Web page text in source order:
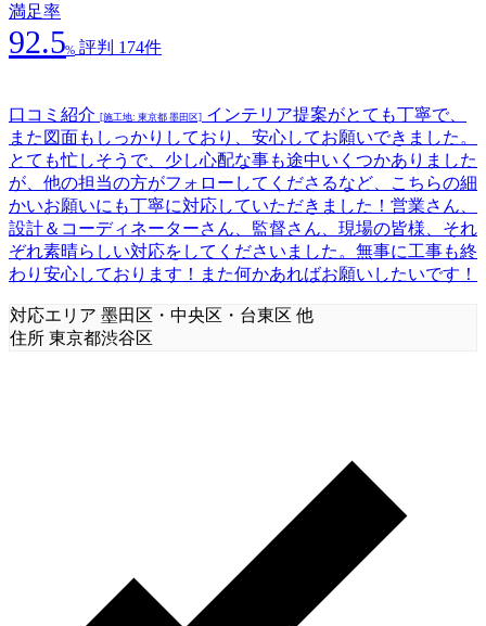
満足率
92.5% 評判 174件
口コミ紹介 [施工地: 東京都 墨田区] インテリア提案がとても丁寧で、
また図面もしっかりしており、安心してお願いできました。
とても忙しそうで、少し心配な事も途中いくつかありました
が、他の担当の方がフォローしてくださるなど、こちらの細
かいお願いにも丁寧に対応していただきました！営業さん、
設計＆コーディネーターさん、監督さん、現場の皆様、それ
ぞれ素晴らしい対応をしてくださいました。無事に工事も終
わり安心しております！また何かあればお願いしたいです！
対応エリア 墨田区・中央区・台東区 他
住所 東京都渋谷区